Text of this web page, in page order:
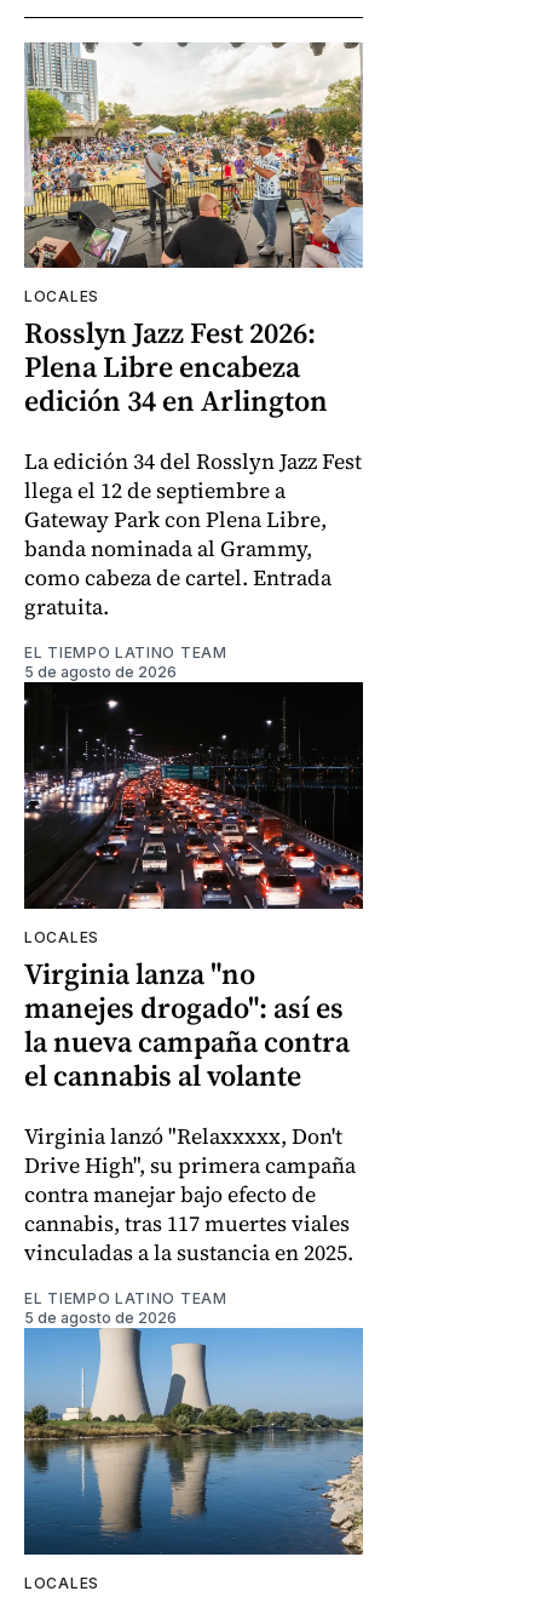
LOCALES
Rosslyn Jazz Fest 2026:
Plena Libre encabeza
edición 34 en Arlington
La edición 34 del Rosslyn Jazz Fest
llega el 12 de septiembre a
Gateway Park con Plena Libre,
banda nominada al Grammy,
como cabeza de cartel. Entrada
gratuita.
EL TIEMPO LATINO TEAM
5 de agosto de 2026
LOCALES
Virginia lanza "no
manejes drogado": así es
la nueva campaña contra
el cannabis al volante
Virginia lanzó "Relaxxxxx, Don't
Drive High", su primera campaña
contra manejar bajo efecto de
cannabis, tras 117 muertes viales
vinculadas a la sustancia en 2025.
EL TIEMPO LATINO TEAM
5 de agosto de 2026
LOCALES